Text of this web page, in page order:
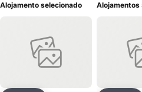
Alojamento selecionado Alojamentos